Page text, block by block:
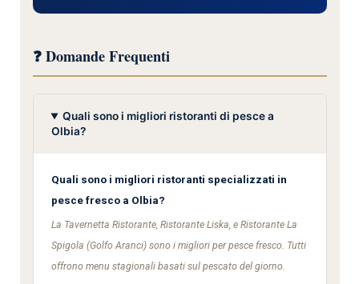
❓ Domande Frequenti
Quali sono i migliori ristoranti di pesce a
Olbia?
Quali sono i migliori ristoranti specializzati in
pesce fresco a Olbia?
La Tavernetta Ristorante, Ristorante Liska, e Ristorante La
Spigola (Golfo Aranci) sono i migliori per pesce fresco. Tutti
offrono menu stagionali basati sul pescato del giorno.